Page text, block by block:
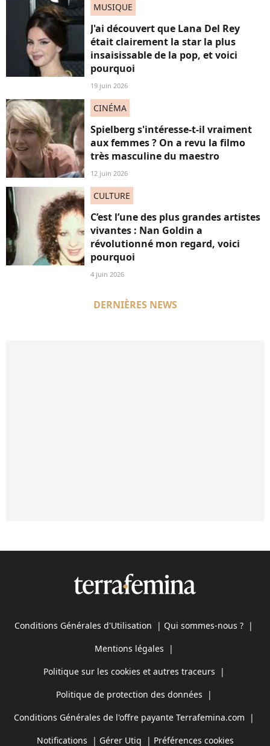
MUSIQUE
J'ai découvert que Lana Del Rey
était clairement la star la plus
insaisissable de la pop, et voici
pourquoi
19 juin 2026
CINÉMA
Spielberg s'intéresse-t-il vraiment
aux femmes ? On a revu la filmo
très masculine du maestro
12 juin 2026
CULTURE
C’est l’une des plus grandes artistes
vivantes : Nan Goldin a
révolutionné mon regard, voici
pourquoi
4 juin 2026
DERNIÈRES NEWS
Conditions Générales d'Utilisation | Qui sommes-nous ? |
Mentions légales |
Politique sur les cookies et autres traceurs |
Politique de protection des données |
Conditions Générales de l'offre payante Terrafemina.com |
Notifications | Gérer Utiq | Préférences cookies